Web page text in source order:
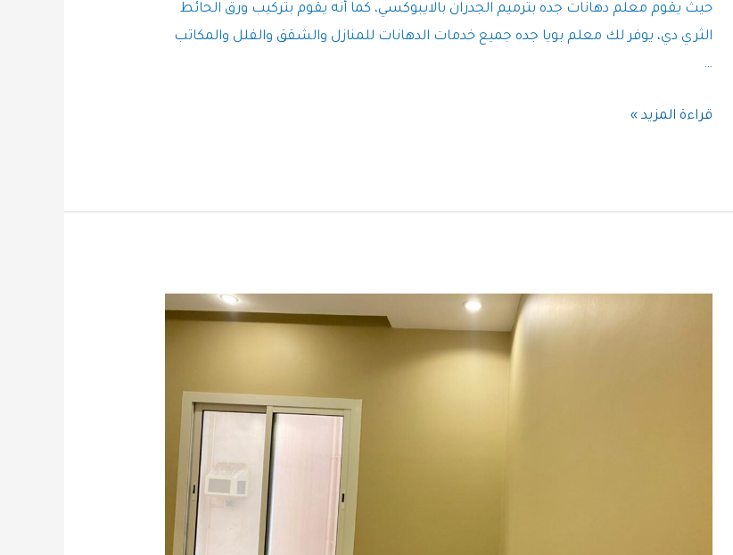
حيث يقوم معلم دهانات جده بترميم الجدران بالايبوكسي، كما أنه يقوم بتركيب ورق الحائط
الثري دي، يوفر لك معلم بويا جده جميع خدمات الدهانات للمنازل والشقق والفلل والمكاتب
…
معلم
قراءة المزيد »